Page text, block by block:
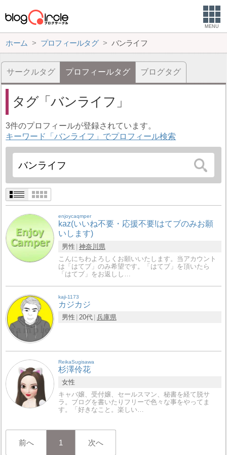
MENU
ホーム プロフィールタグ バンライフ
サークルタグ プロフィールタグ ブログタグ
タグ バンライフ
3件のプロフィールが登録されています。
キーワード「バンライフ」でプロフィール検索
enjoycaqmper
kaz(いいね不要・応援不要!はてブのみお願
いします)
男性 神奈川県
こんにちわよろしくお願いいたします。当アカウント
は「はてブ」のみ希望です。「はてブ」を頂いたら
「はてブ」をお返しし…
kaji-1173
カジカジ
男性 20代 兵庫県
ReikaSugisawa
杉澤伶花
女性
キャバ嬢、受付嬢、セールスマン、秘書を経て脱サ
ラ。ブログを書いたりフリーで色々な事をやってま
す。「好きなこと。楽しい…
前へ 1 次へ